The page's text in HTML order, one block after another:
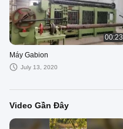
00:23
Máy Gabion
July 13, 2020
Video Gần Đây